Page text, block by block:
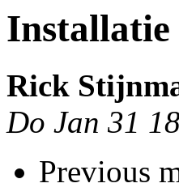
Rick
Do Jan 31
Previous